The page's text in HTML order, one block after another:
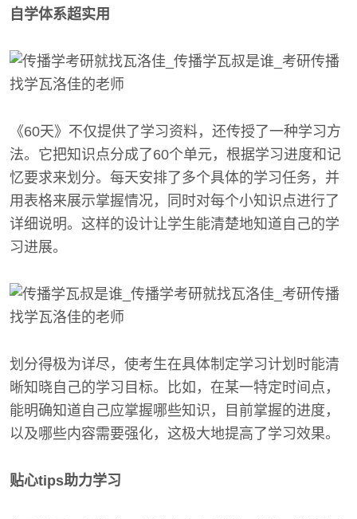
自学体系超实用
《60天》不仅提供了学习资料，还传授了一种学习方
法。它把知识点分成了60个单元，根据学习进度和记
忆要求来划分。每天安排了多个具体的学习任务，并
用表格来展示掌握情况，同时对每个小知识点进行了
详细说明。这样的设计让学生能清楚地知道自己的学
习进展。
划分得极为详尽，使考生在具体制定学习计划时能清
晰知晓自己的学习目标。比如，在某一特定时间点，
能明确知道自己应掌握哪些知识，目前掌握的进度，
以及哪些内容需要强化，这极大地提高了学习效果。
贴心tips助力学习